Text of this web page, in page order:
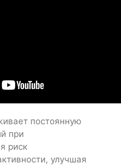
постоянную
при
риск
улучшая